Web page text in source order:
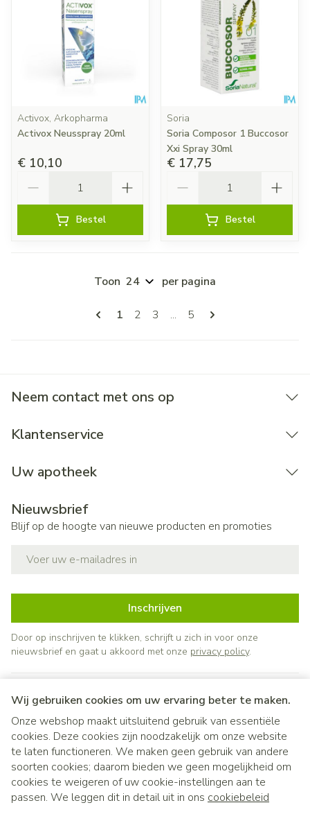
Wij gebruiken cookies om uw ervaring beter te maken.
Onze webshop maakt uitsluitend gebruik van essentiële
cookies. Deze cookies zijn noodzakelijk om onze website
te laten functioneren. We maken geen gebruik van andere
soorten cookies; daarom bieden we geen mogelijkheid om
cookies te weigeren of uw cookie-instellingen aan te
passen. We leggen dit in detail uit in ons cookiebeleid
Activox, Arkopharma
Activox Neusspray 20ml
€ 10,10
Bestel
Soria
Soria Composor 1 Buccosor
Xxi Spray 30ml
€ 17,75
Bestel
Pagina's
U lees momenteel pagina
1 Pagina
2 Pagina
3 ... Pagina
5
Toon per pagina
Neem contact met ons op
Klantenservice
Uw apotheek
Nieuwsbrief
Blijf op de hoogte van nieuwe producten en promoties
Inschrijven
Door op inschrijven te klikken, schrijft u zich in voor onze
nieuwsbrief en gaat u akkoord met onze privacy policy.
Juridische links